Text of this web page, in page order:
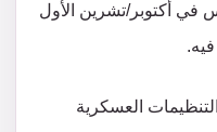
في أكتوبر/تشرين الأول
العسكرية